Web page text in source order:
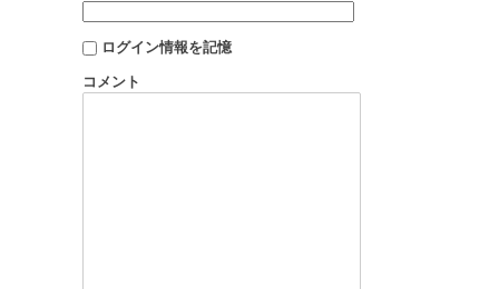
ログイン情報を記憶
コメント